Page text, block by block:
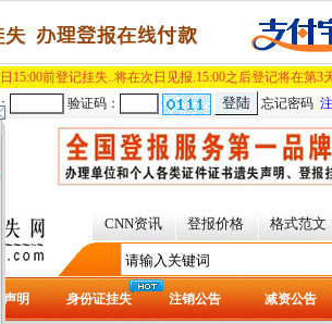
15:00前登记挂失..将在次日见报.15:00之后登记将在
验证码： 忘记密码
CNN资讯 登报价格 格式范文
声明 身份证挂失 注销公告 减资公告